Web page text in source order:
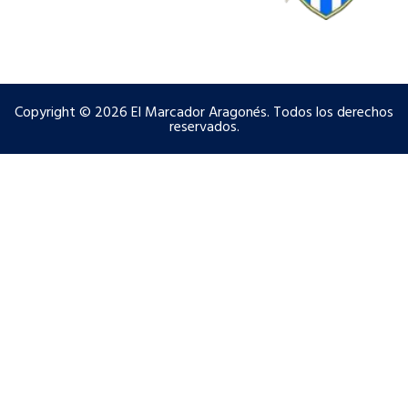
Copyright © 2026 El Marcador Aragonés. Todos los derechos
reservados.